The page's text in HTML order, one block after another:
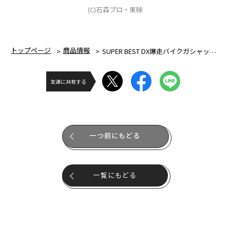
(C)石森プロ・東映
トップページ 商品情報 SUPER BEST DX爆走バイクガシャット＆キメワザスロットホルダー
友達に共有する
一つ前にもどる
一覧にもどる